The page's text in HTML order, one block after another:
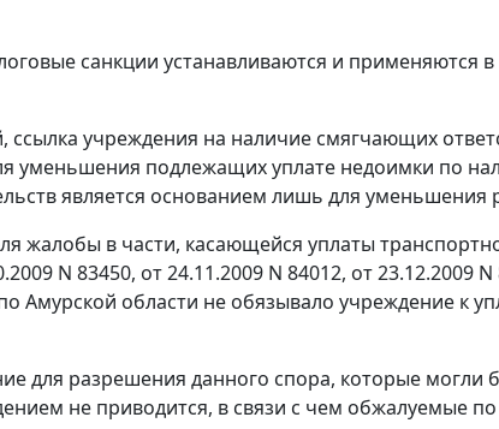
санкции устанавливаются и применяются
учреждения на наличие смягчающих
уменьшения подлежащих уплате недоимки по
является основанием лишь для
жалобы в части, касающейся уплаты
N 83450, от 24.11.2009 N 84012, от 23.12.2009
Амурской области не обязывало учреждение к
для разрешения данного спора, которые могли
не приводится, в связи с чем обжалуемые